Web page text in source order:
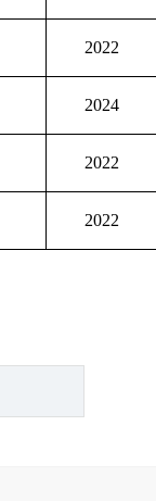
2022
2024
2022
2022